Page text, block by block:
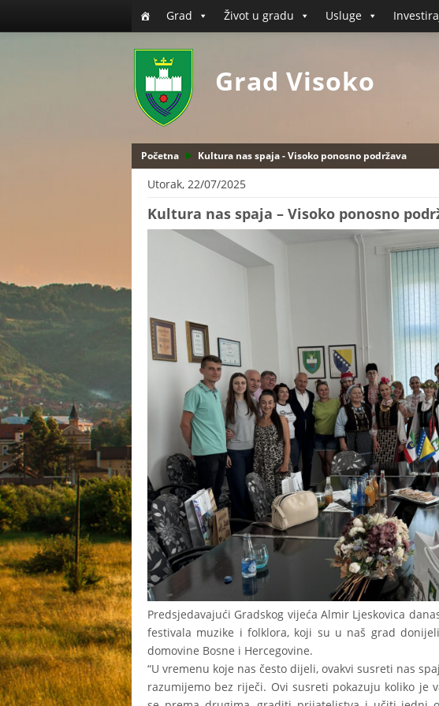
Grad Život u gradu Usluge
Grad Visoko
Početna Kultura nas spaja - Visoko ponosno podržava
Utorak, 22/07/2025
Kultura nas spaja – Visoko ponosno
Predsjedavajući Gradskog vijeća Almir Ljeskovica
festivala muzike i folklora, koji su u naš grad
domovine Bosne i Hercegovine.
“U vremenu koje nas često dijeli, ovakvi susreti nas
razumijemo bez riječi. Ovi susreti pokazuju koliko je